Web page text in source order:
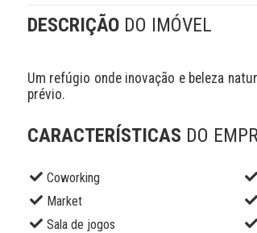
DESCRIÇÃO DO IMÓVEL
Um refúgio onde inovação e beleza
prévio.
CARACTERÍSTICAS DO
Coworking
Market
Sala de jogos